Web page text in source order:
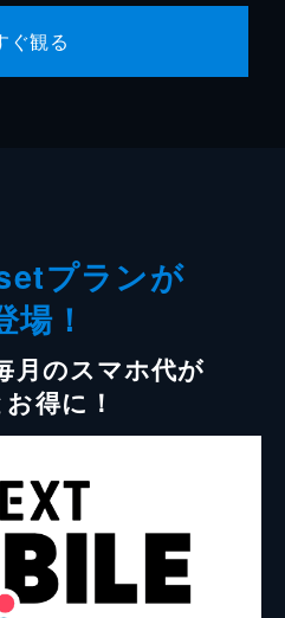
ぐ観る
プランが
場！
月のスマホ代が
得に！